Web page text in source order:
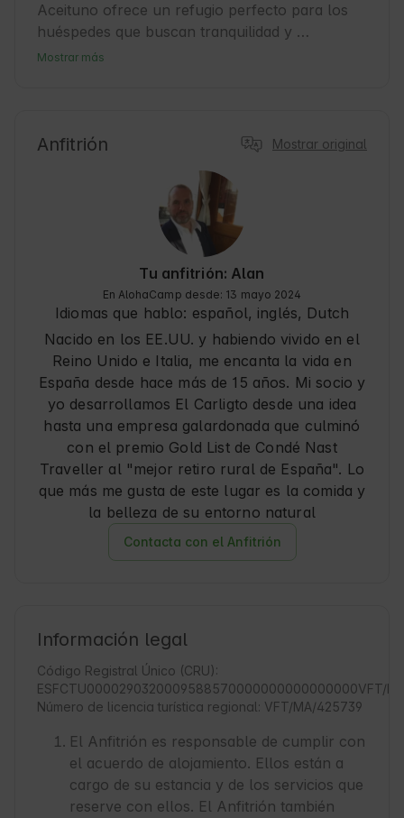
Aceituno ofrece un refugio perfecto para los
huéspedes que buscan tranquilidad y
Naturaleza en la provincia de Málaga. Este
Canillas de Aceituno es un pueblo con historia
y su ambiente acogedor. Desde aquí, los
huéspedes pueden disfrutar de rutas de
senderismo y descubrir la riqueza cultural y
natural de la región. Además, la proximidad a la
costa permite combinar montaña y mar en un
solo viaje. 🍃
Mostrar más
Anfitrión Mostrar original
Tu anfitrión: Alan
En AlohaCamp desde: 13 mayo 2024
Idiomas que hablo: español, inglés, Dutch
Nacido en los EE.UU. y habiendo vivido en el
Reino Unido e Italia, me encanta la vida en
España desde hace más de 15 años. Mi socio y
yo desarrollamos El Carligto desde una idea
hasta una empresa galardonada que culminó
con el premio Gold List de Condé Nast
Traveller al "mejor retiro rural de España". Lo
que más me gusta de este lugar es la comida y
la belleza de su entorno natural
Contacta con el Anfitrión
Información legal
Código Registral Único (CRU):
ESFCTU0000290320009588570000000000000000VFT/
Número de licencia turística regional: VFT/MA/425739
El Anfitrión es responsable de cumplir con
el acuerdo de alojamiento. Ellos están a
cargo de su estancia y de los servicios que
reserve con ellos. El Anfitrión también